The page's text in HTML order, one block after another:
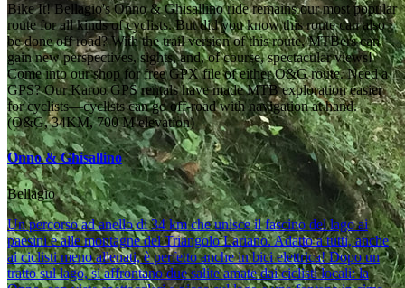
Bike It! Bellagio's Onno & Ghisallino ride remains our most popular
route for all kinds of cyclists. But did you know this route can also
be done off road? With the trail version of this route, MTBers can
gain new perspectives, sights, and, of course, spectacular views!
Come into our shop for free GPX file of either O&G route. Need a
GPS? Our Karoo GPS rentals have made MTB exploration easier
for cyclists—cyclists can go off-road with navigation at hand.
(O&G, 34KM, 700 M elevation)
Onno & Ghisallino
Bellagio
Un percorso ad anello di 34 km che unisce il fascino del lago ai
paesini e alle montagne del Triangolo Lariano. Adatto a tutti, anche
ai ciclisti meno allenati, è perfetto anche in bici elettrica! Dopo un
tratto sul lago, si affrontano due salite amate dai ciclisti locali: la